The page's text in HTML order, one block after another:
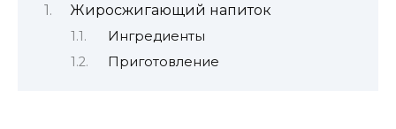
Жиросжигающий напиток
Ингредиенты
Приготовление